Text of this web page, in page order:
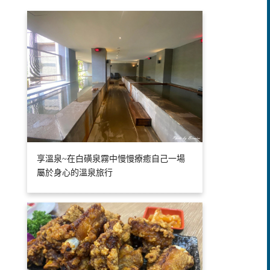
享溫泉~在白磺泉霧中慢慢療癒自己一場
屬於身心的溫泉旅行